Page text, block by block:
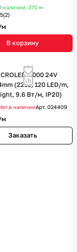
наличии: 370 м
м
В корзину
5000 24V
(2216, 120 LED/m,
9.6 Вт/м, IP20)
в наличииАрт. 024409
м
Заказать